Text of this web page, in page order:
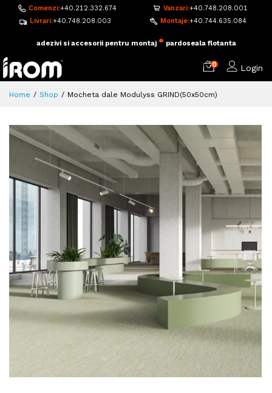
Comenzi:+40.212.332.674 Vanzari:+40.748.208.001
Livrari:+40.748.208.003 Montaje:+40.744.635.084
adezivi si accesorii pentru montaj • pardoseala flotanta
0 Login
Home Shop Mocheta dale Modulyss GRIND(50x50cm)